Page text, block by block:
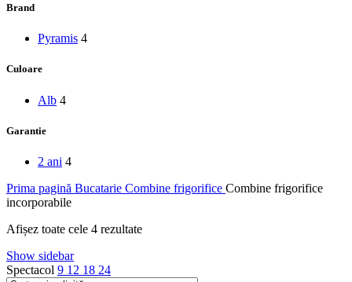
Brand
Pyramis 4
Culoare
Alb 4
Garantie
2 ani 4
Prima pagină Bucatarie Combine frigorifice Combine frigorifice
incorporabile
Afișez toate cele 4 rezultate
Show sidebar
Spectacol 9 12 18 24